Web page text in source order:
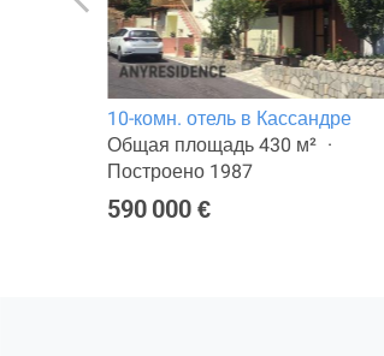
10-комн. отель в Кассандре
Общая площадь 430 м²
Построено 1987
590 000 €